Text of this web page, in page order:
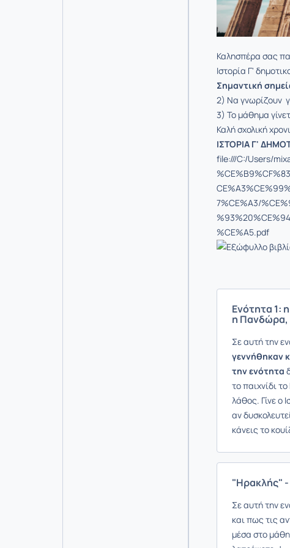
Καλησπέρα σας
Ιστορία Γ'
Σημαντική
2) Να γνωρίζουν
3) Το μάθημα
Καλή σχολική
ΙΣΤΟΡΙΑ Γ'
file:///C:/Users/
7%CE%A3/
%CE%A5.pdf
Ενότητα 1:
η Πανδώρα,
Σε αυτή την
γεννήθηκαν
την ενότητα
το παιχνίδι
λάθος. Γίνε ο
αν
κάνεις το
"Ηρακλής" -
Σε αυτή την
και πως τις
μέσα στο